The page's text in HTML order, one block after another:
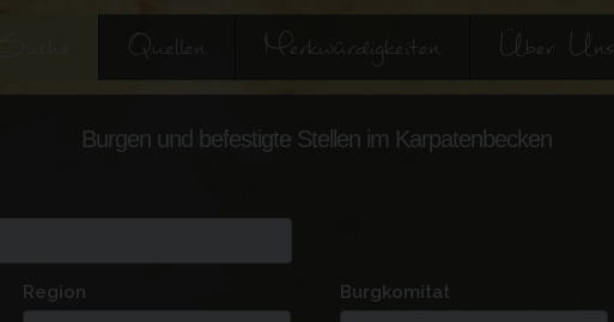
Quellen Merkwürdigkeiten Über Uns
Burgen und befestigte Stellen im Karpatenbecken
Region
Burgkomitat